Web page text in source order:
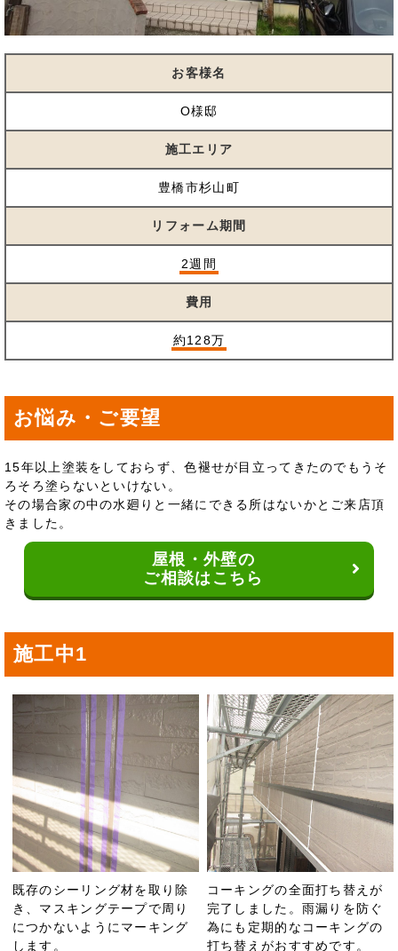
お客様名
O様邸
施工エリア
豊橋市杉山町
リフォーム期間
2週間
費用
約128万
お悩み・ご要望
15年以上塗装をしておらず、色褪せが目立ってきたのでもうそ
ろそろ塗らないといけない。
その場合家の中の水廻りと一緒にできる所はないかとご来店頂
きました。
屋根・外壁の
ご相談はこちら
施工中1
既存のシーリング材を取り除
き、マスキングテープで周り
につかないようにマーキング
します。
コーキングの全面打ち替えが
完了しました。雨漏りを防ぐ
為にも定期的なコーキングの
打ち替えがおすすめです。